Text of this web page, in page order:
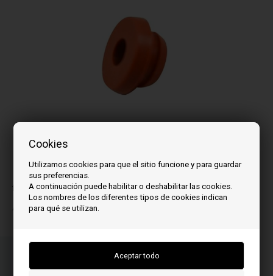
Cookies
Utilizamos cookies para que el sitio funcione y para guardar
sus preferencias.
A continuación puede habilitar o deshabilitar las cookies.
Los nombres de los diferentes tipos de cookies indican
para qué se utilizan.
La imagen puede variar de un modelo a otro
for model:
All models with aluminum smoke extractor housing
Número de paquete a enviar
Su pedido será enviado el mandag